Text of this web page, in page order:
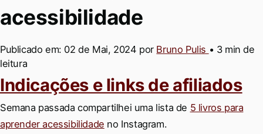
acessibilidade
Publicado em: 02 de Mai, 2024 por Bruno Pulis • 3 min de
leitura
Permalink
Indicações e links de afiliados
Semana passada compartilhei uma lista de 5 livros para
aprender acessibilidade no Instagram.